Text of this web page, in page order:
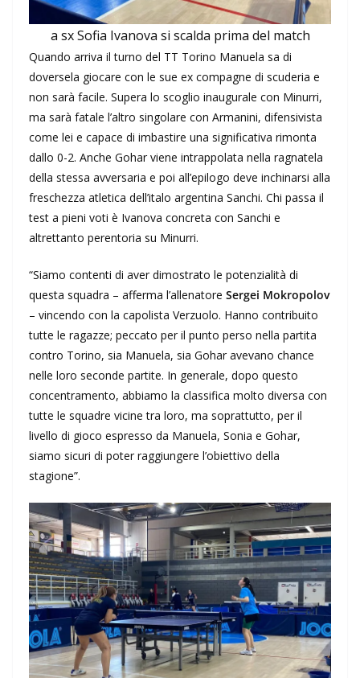
a sx Sofia Ivanova si scalda prima del match
Quando arriva il turno del TT Torino Manuela sa di
doversela giocare con le sue ex compagne di scuderia e
non sarà facile. Supera lo scoglio inaugurale con Minurri,
ma sarà fatale l’altro singolare con Armanini, difensivista
come lei e capace di imbastire una significativa rimonta
dallo 0-2. Anche Gohar viene intrappolata nella ragnatela
della stessa avversaria e poi all’epilogo deve inchinarsi alla
freschezza atletica dell’italo argentina Sanchi. Chi passa il
test a pieni voti è Ivanova concreta con Sanchi e
altrettanto perentoria su Minurri.
“Siamo contenti di aver dimostrato le potenzialità di
questa squadra – afferma l’allenatore Sergei Mokropolov
– vincendo con la capolista Verzuolo. Hanno contribuito
tutte le ragazze; peccato per il punto perso nella partita
contro Torino, sia Manuela, sia Gohar avevano chance
nelle loro seconde partite. In generale, dopo questo
concentramento, abbiamo la classifica molto diversa con
tutte le squadre vicine tra loro, ma soprattutto, per il
livello di gioco espresso da Manuela, Sonia e Gohar,
siamo sicuri di poter raggiungere l’obiettivo della
stagione”.